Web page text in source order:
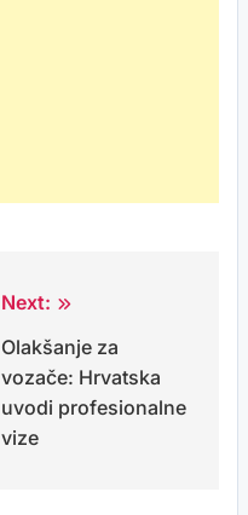
Next:
Olakšanje za
vozače: Hrvatska
uvodi profesionalne
vize